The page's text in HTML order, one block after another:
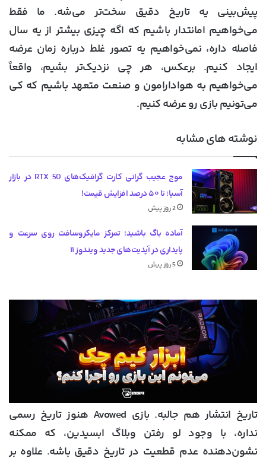
پیش‌بینی یه تاریخ دقیق سخت‌تر می‌شه. ما فقط
می‌خواهیم امانتدار باشیم که اگه چیزی بیشتر از یه سال
فاصله داره، نمی‌خواهیم یه تصور غلط درباره زمان عرضه
ایجاد کنیم. برعکس، هر چی نزدیک‌تر بشیم، واقعاً
می‌خواهیم به هوادارامون و صنعت متعهد باشیم که کی
می‌تونیم بازی رو عرضه کنیم.
نوشته های مشابه
موج عجیب گرانی کارت گرافیک‌های RTX 50 در بازار
آسیا؛ تا ۵۰ درصد افزایش قیمت!
2 روز پیش
آماده باگ باشید؛ تمرکز مایکروسافت روی سرعت و
پایداری در آپدیت‌های جدید ویندوز ۱۱
5 روز پیش
تاریخ انتشار هم جالبه. بازی Avowed هنوز تاریخ رسمی
نداره، با وجود لو رفتن وبلاگ ابسیدین، که ممکنه
نشون‌دهنده عدم قطعیت در تاریخ دقیق باشه. علاوه بر